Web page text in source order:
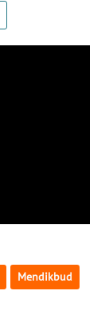
Mendikbud